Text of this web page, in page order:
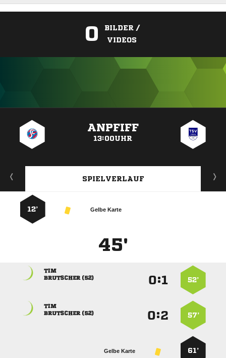
0
BILDER /
VIDEOS
ANPFIFF
13:00UHR
SPIELVERLAUF
Gelbe Karte
12’
45'
52’
:

 
57’
:

 
61’
Gelbe Karte